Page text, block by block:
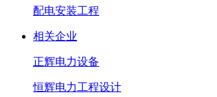
配电安装工程
相关企业
正辉电力设备
恒辉电力工程设计